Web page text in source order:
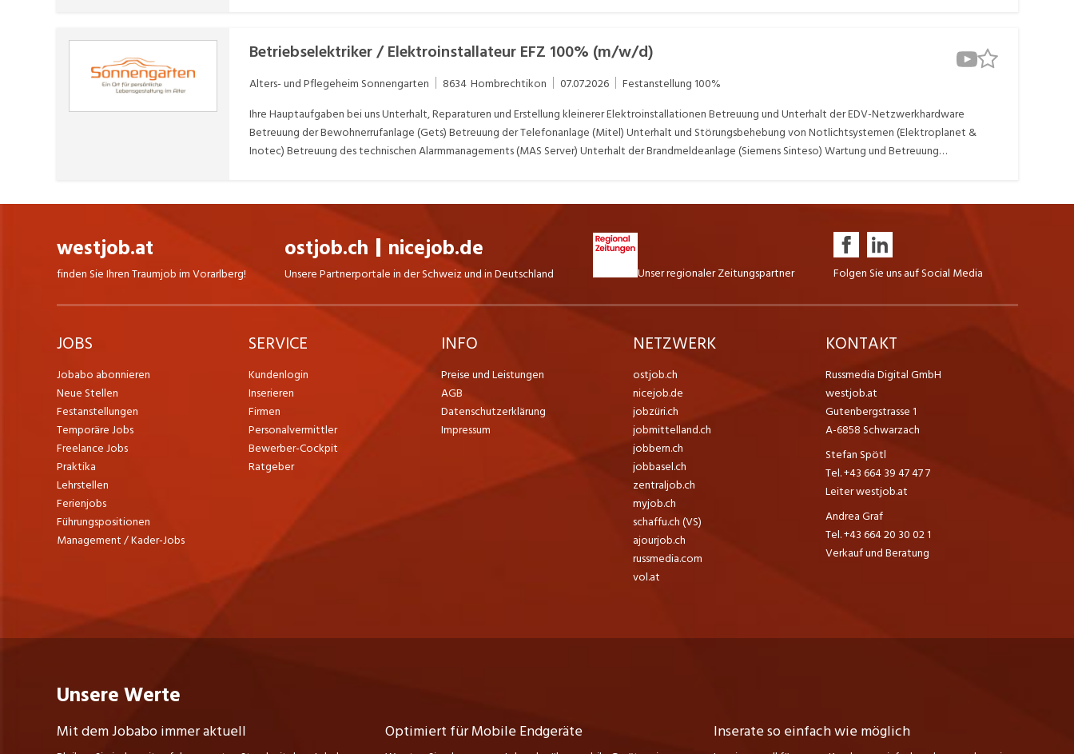
Betriebselektriker / Elektroinstallateur EFZ 100% (m/w/d)
Alters- und Pflegeheim Sonnengarten 8634 Hombrechtikon 07.07.2026 Festanstellung 100%
Ihre Hauptaufgaben bei uns Unterhalt, Reparaturen und Erstellung kleinerer Elektroinstallationen Betreuung und Unterhalt der EDV-Netzwerkhardware
Betreuung der Bewohnerrufanlage (Gets) Betreuung der Telefonanlage (Mitel) Unterhalt und Störungsbehebung von Notlichtsystemen (Elektroplanet &
Inotec) Betreuung des technischen Alarmmanagements (MAS Server) Unterhalt der Brandmeldeanlage (Siemens Sinteso) Wartung und Betreuung
westjob.at
finden Sie Ihren Traumjob im Vorarlberg!
ostjob.ch nicejob.de
Unsere Partnerportale in der Schweiz und in Deutschland Unser regionaler Zeitungspartner Folgen Sie uns auf Social Media
JOBS
Jobabo abonnieren
Neue Stellen
Festanstellungen
Temporäre Jobs
Freelance Jobs
Praktika
Lehrstellen
Ferienjobs
Führungspositionen
Management / Kader-Jobs
SERVICE
Kundenlogin
Inserieren
Firmen
Personalvermittler
Bewerber-Cockpit
Ratgeber
INFO
Preise und Leistungen
AGB
Datenschutzerklärung
Impressum
NETZWERK
ostjob.ch
nicejob.de
jobzüri.ch
jobmittelland.ch
jobbern.ch
jobbasel.ch
zentraljob.ch
myjob.ch
schaffu.ch (VS)
ajourjob.ch
russmedia.com
vol.at
KONTAKT
Russmedia Digital GmbH
westjob.at
Gutenbergstrasse 1
A-6858 Schwarzach
Stefan Spötl
Tel. +43 664 39 47 47 7
Leiter westjob.at
Andrea Graf
Tel. +43 664 20 30 02 1
Verkauf und Beratung
Unsere Werte
Mit dem Jobabo immer aktuell Optimiert für Mobile Endgeräte Inserate so einfach wie möglich